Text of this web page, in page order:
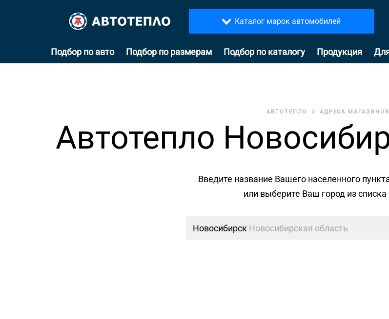
Каталог марок автомобилей
Подбор по авто Подбор по размерам Подбор по каталогу Продукция
АВТОТЕПЛО АДРЕСА МАГАЗИНОВ
Автотепло
Введите название Вашего населенного
или выберите Ваш город из
Новосибирск Новосибирская область